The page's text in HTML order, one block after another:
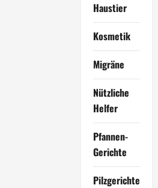
Haustier
Kosmetik
Migräne
Nützliche
Helfer
Pfannen-
Gerichte
Pilzgerichte